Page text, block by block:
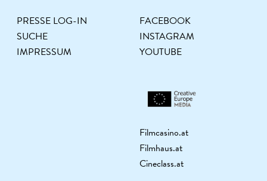
PRESSE LOG-IN
SUCHE
IMPRESSUM
FACEBOOK
INSTAGRAM
YOUTUBE
Filmcasino.at
Filmhaus.at
Cineclass.at